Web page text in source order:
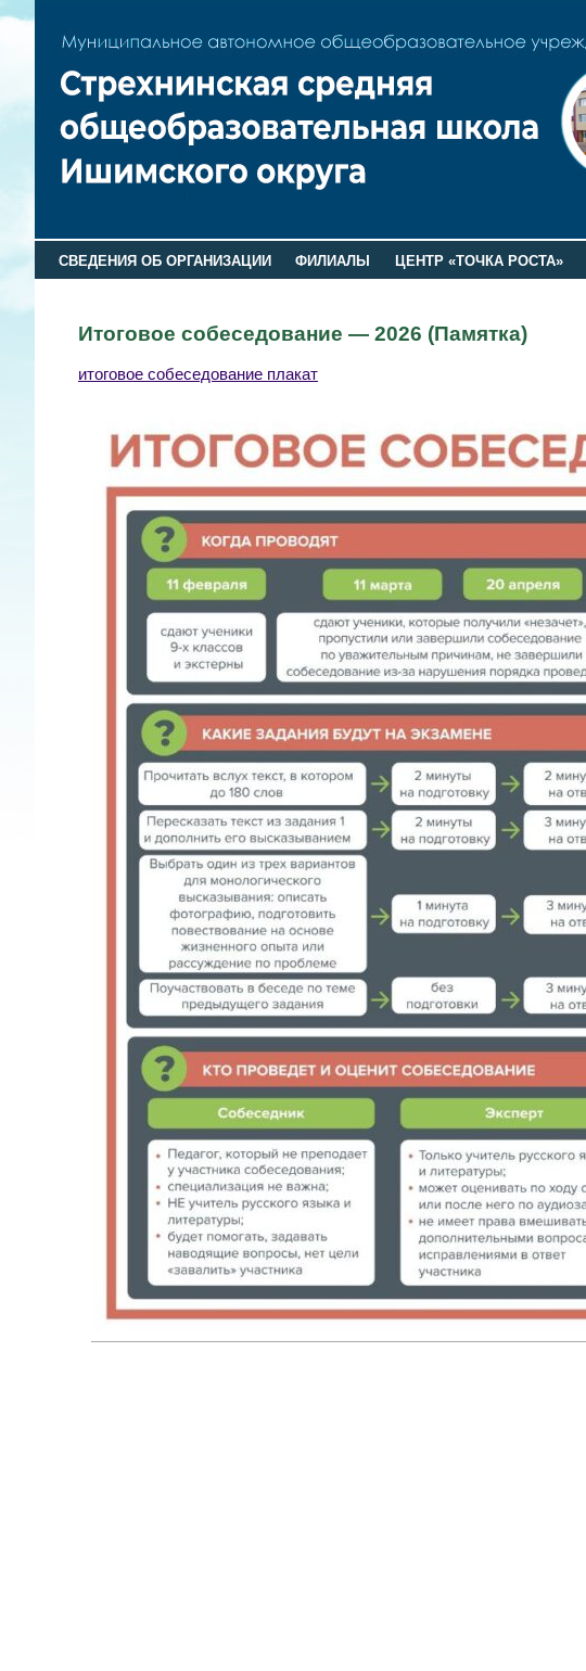
СВЕДЕНИЯ ОБ ОРГАНИЗАЦИИ ФИЛИАЛЫ ЦЕНТР «ТОЧКА РОСТА»
Итоговое собеседование — 2026 (Памятка)
итоговое собеседование плакат